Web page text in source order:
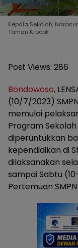
Kepala Sekolah,
Taman Krocok
Post Views: 286
Bondowoso,
(10/7/2023)
memulai
Program
diperuntukkan
kependidikan di
dilaksanakan
sampai Sabtu
Pertemuan